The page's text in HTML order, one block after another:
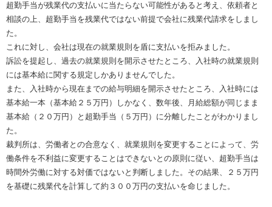
超勤手当が残業代の支払いに当たらない可能性があると考え、依頼者と
相談の上、超勤手当を残業代ではない前提で会社に残業代請求をしまし
た。
これに対し、会社は現在の就業規則を盾に支払いを拒みました。
訴訟を提起し、過去の就業規則を開示させたところ、入社時の就業規則
には基本給に関する規定しかありませんでした。
また、入社時から現在までの給与明細を開示させたところ、入社時には
基本給一本（基本給２５万円）しかなく、数年後、月給総額が同じまま
基本給（２０万円）と超勤手当（５万円）に分離したことがわかりまし
た。
裁判所は、労働者との合意なく、就業規則を変更することによって、労
働条件を不利益に変更することはできないとの原則に従い、超勤手当は
時間外労働に対する対価ではないと判断しました。その結果、２５万円
を基礎に残業代を計算して約３００万円の支払いを命じました。